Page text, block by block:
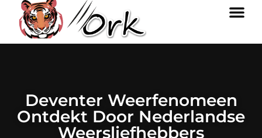
Deventer Weerfenomeen
Ontdekt Door Nederlandse
Weersliefhebbers